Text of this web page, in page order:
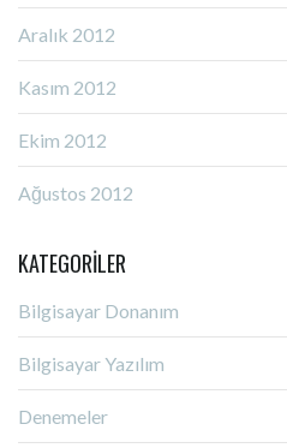
Aralık 2012
Kasım 2012
Ekim 2012
Ağustos 2012
KATEGORILER
Bilgisayar Donanım
Bilgisayar Yazılım
Denemeler